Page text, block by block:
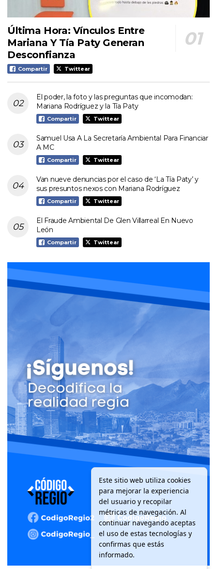
Última Hora: Vínculos Entre
Mariana Y Tía Paty Generan
Desconfianza
Compartir Twittear
El poder, la foto y las preguntas que incomodan:
Mariana Rodríguez y la Tía Paty
Compartir Twittear
Samuel Usa A La Secretaría Ambiental Para Financiar
A MC
Compartir Twittear
Van nueve denuncias por el caso de ‘La Tía Paty’ y
sus presuntos nexos con Mariana Rodríguez
Compartir Twittear
El Fraude Ambiental De Glen Villarreal En Nuevo
León
Compartir Twittear
Este sitio web utiliza cookies
para mejorar la experiencia
del usuario y recopilar
métricas de navegación. Al
continuar navegando aceptas
el uso de estas tecnologías y
confirmas que estás
informado.